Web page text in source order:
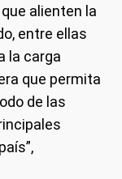
alienten la
entre ellas
la carga
que permita
de las